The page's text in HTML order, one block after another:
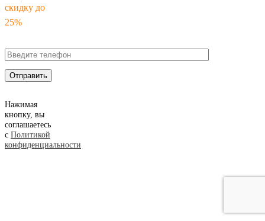
скидку до
25%
Нажимая
кнопку, вы
соглашаетесь
с Политикой
конфиденциальности